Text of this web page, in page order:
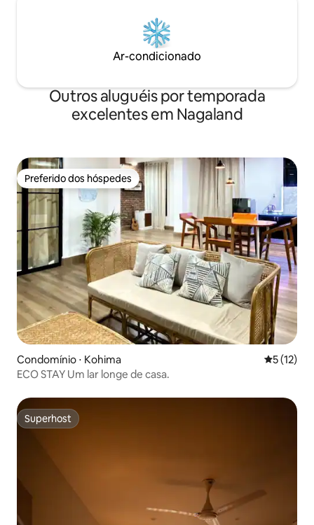
Ar-condicionado
Outros aluguéis por temporada
excelentes em Nagaland
Preferido dos hóspedes
Preferido dos hóspedes
Condomínio ⋅ Kohima 5 de uma
5 (12)
ECO STAY Um lar longe de casa.
Superhost
Superhost